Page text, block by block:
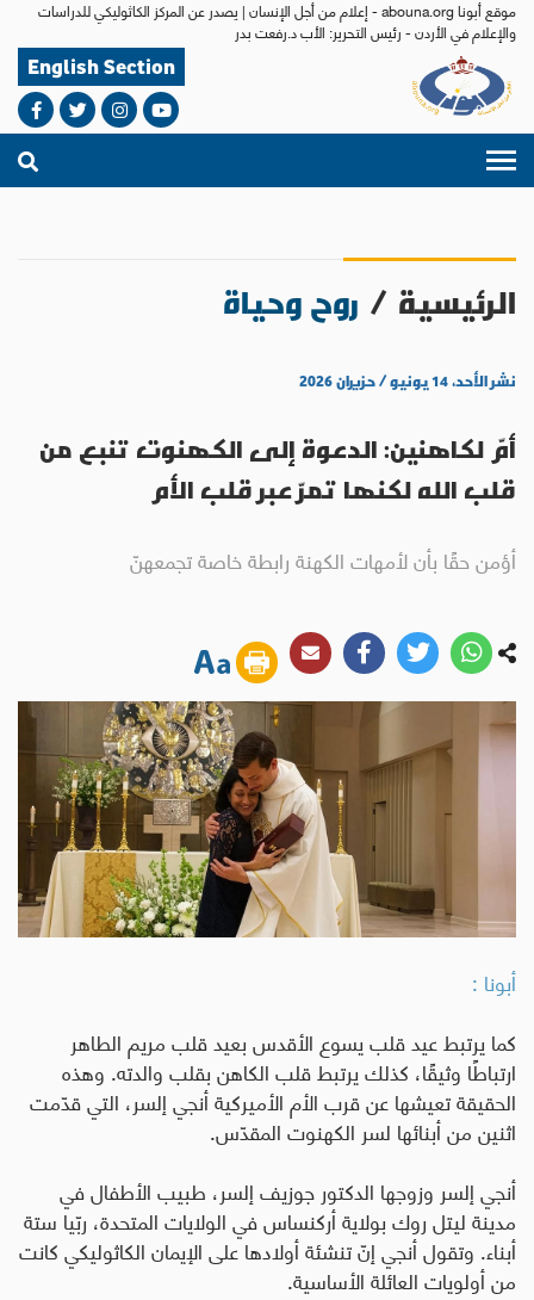
موقع أبونا abouna.org - إعلام من أجل الإنسان | يصدر عن المركز الكاثوليكي للدراسات
والإعلام في الأردن - رئيس التحرير: الأب د.رفعت بدر
English Section
الرئيسية / روح وحياة
نشر الأحد، ١٤ يونيو / حزيران ٢٠٢٦
أمّ لكاهنين: الدعوة إلى الكهنوت تنبع من
قلب الله لكنها تمرّ عبر قلب الأم
أؤمن حقًا بأن لأمهات الكهنة رابطة خاصة تجمعهنّ
أبونا :
كما يرتبط عيد قلب يسوع الأقدس بعيد قلب مريم الطاهر
ارتباطًا وثيقًا، كذلك يرتبط قلب الكاهن بقلب والدته. وهذه
الحقيقة تعيشها عن قرب الأم الأميركية أنجي إلسر، التي قدّمت
اثنين من أبنائها لسر الكهنوت المقدّس.
أنجي إلسر وزوجها الدكتور جوزيف إلسر، طبيب الأطفال في
مدينة ليتل روك بولاية أركنساس في الولايات المتحدة، ربّيا ستة
أبناء. وتقول أنجي إنّ تنشئة أولادها على الإيمان الكاثوليكي كانت
من أولويات العائلة الأساسية.